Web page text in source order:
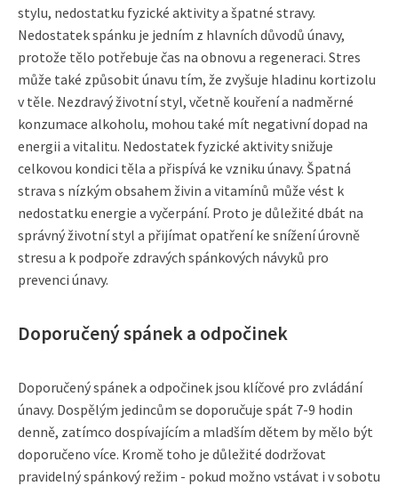
stylu, nedostatku fyzické aktivity a špatné stravy.
Nedostatek spánku je jedním z hlavních důvodů únavy,
protože tělo potřebuje čas na obnovu a regeneraci. Stres
může také způsobit únavu tím, že zvyšuje hladinu kortizolu
v těle. Nezdravý životní styl, včetně kouření a nadměrné
konzumace alkoholu, mohou také mít negativní dopad na
energii a vitalitu. Nedostatek fyzické aktivity snižuje
celkovou kondici těla a přispívá ke vzniku únavy. Špatná
strava s nízkým obsahem živin a vitamínů může vést k
nedostatku energie a vyčerpání. Proto je důležité dbát na
správný životní styl a přijímat opatření ke snížení úrovně
stresu a k podpoře zdravých spánkových návyků pro
prevenci únavy.
Doporučený spánek a odpočinek
Doporučený spánek a odpočinek jsou klíčové pro zvládání
únavy. Dospělým jedincům se doporučuje spát 7-9 hodin
denně, zatímco dospívajícím a mladším dětem by mělo být
doporučeno více. Kromě toho je důležité dodržovat
pravidelný spánkový režim - pokud možno vstávat i v sobotu